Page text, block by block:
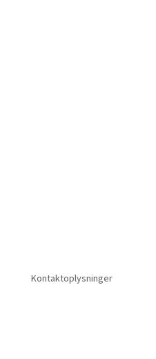
Kontaktoplysninger